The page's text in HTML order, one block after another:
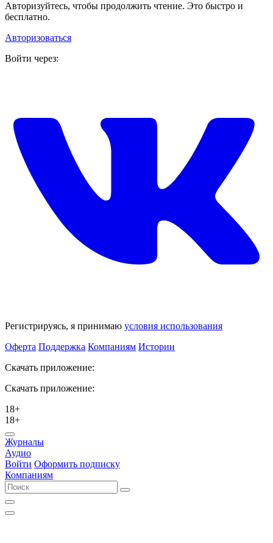
Авторизуйтесь, чтобы продолжить чтение. Это быстро и
бесплатно.
Авторизоваться
Войти через:
Регистрируясь, я принимаю условия использования
Оферта Поддержка Компаниям Истории
Скачать приложение:
Скачать приложение:
18+
18+
Журналы
Аудио
Войти Оформить подписку
Компаниям